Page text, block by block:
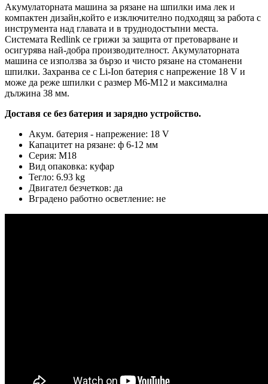
Акумулаторната машина за рязане на шпилки има лек и
компактен дизайн,който е изключително подходящ за работа с
инструмента над главата и в труднодостъпни места.
Системата Redlink се грижи за защита от претоварване и
осигурява най-добра производителност. Акумулаторната
машина се използва за бързо и чисто рязане на стоманени
шпилки. Захранва се с Li-Ion батерия с напрежение 18 V и
може да реже шпилки с размер М6-М12 и максимална
дължина 38 мм.
Доставя се без батерия и зарядно устройство.
Акум. батерия - напрежение: 18 V
Капацитет на рязане: ф 6-12 мм
Серия: M18
Вид опаковка: куфар
Тегло: 6.93 kg
Двигател безчетков: да
Вградено работно осветление: не